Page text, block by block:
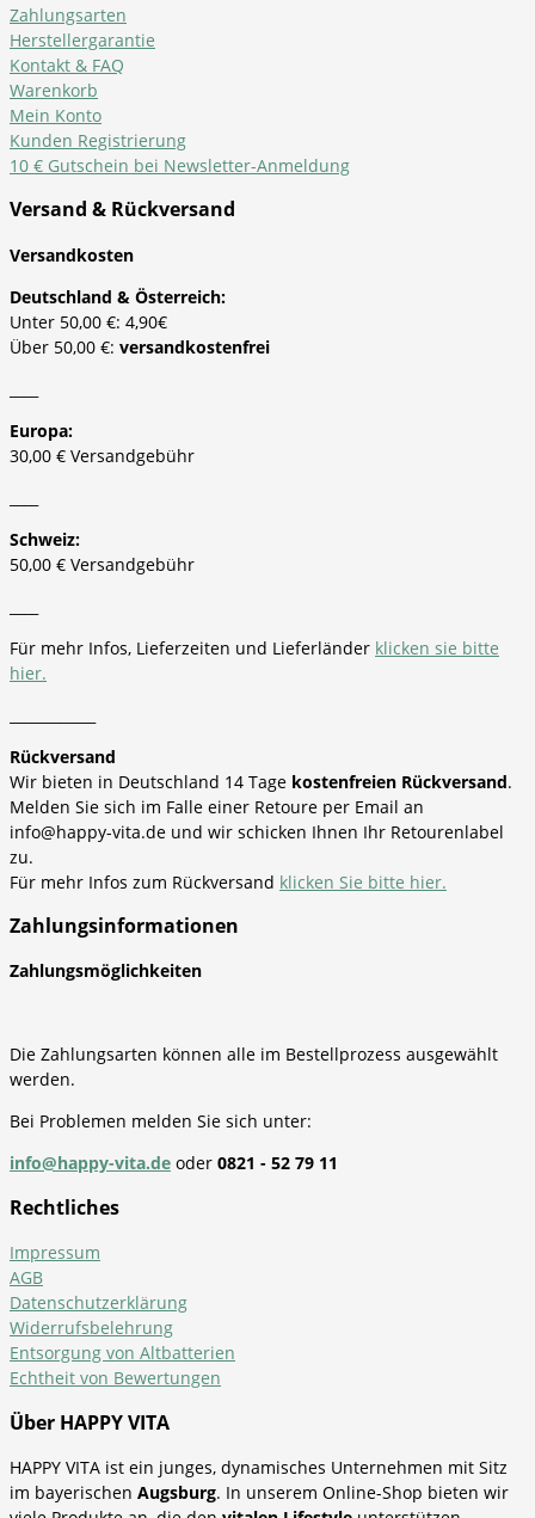
Zahlungsarten
Herstellergarantie
Kontakt & FAQ
Warenkorb
Mein Konto
Kunden Registrierung
10 € Gutschein bei Newsletter-Anmeldung
Versand & Rückversand
Versandkosten
Deutschland & Österreich:
Unter 50,00 €: 4,90€
Über 50,00 €: versandkostenfrei
Europa:
30,00 € Versandgebühr
Schweiz:
50,00 € Versandgebühr
Für mehr Infos, Lieferzeiten und Lieferländer klicken sie bitte
hier.
Rückversand
Wir bieten in Deutschland 14 Tage kostenfreien Rückversand.
Melden Sie sich im Falle einer Retoure per Email an
info@happy-vita.de und wir schicken Ihnen Ihr Retourenlabel
zu.
Für mehr Infos zum Rückversand klicken Sie bitte hier.
Zahlungsinformationen
Zahlungsmöglichkeiten
Die Zahlungsarten können alle im Bestellprozess ausgewählt
werden.
Bei Problemen melden Sie sich unter:
info@happy-vita.de oder 0821 - 52 79 11
Rechtliches
Impressum
AGB
Datenschutzerklärung
Widerrufsbelehrung
Entsorgung von Altbatterien
Echtheit von Bewertungen
Über HAPPY VITA
HAPPY VITA ist ein junges, dynamisches Unternehmen mit Sitz
im bayerischen Augsburg. In unserem Online-Shop bieten wir